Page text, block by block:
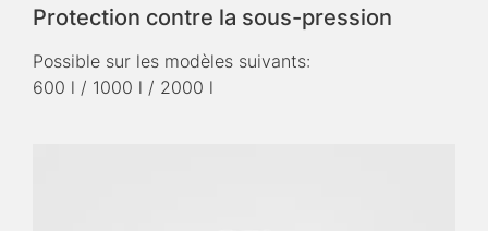
Protection contre la sous-pression
Possible sur les modèles suivants:
600 l / 1000 l / 2000 l